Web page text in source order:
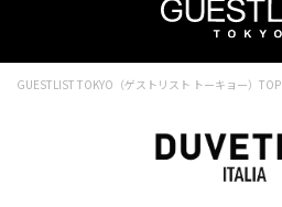
GUESTLIST TOKYO（ゲストリスト トーキョー）TOP